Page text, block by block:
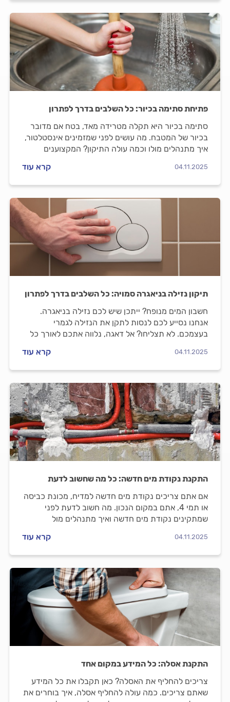
פתיחת סתימה בכיור: כל השלבים בדרך לפתרון
סתימה בכיור היא תקלה מטרידה מאד, בטח אם מדובר
בכיור של המטבח. מה עושים לפני שמזמינים אינסטלטור,
איך מתנהלים מולו וכמה עולה התיקון? המקצוענים
04.11.2025 קרא עוד
תיקון נזילה בניאגרה סמויה: כל השלבים בדרך לפתרון
חשבון המים מנופח? ייתכן שיש לכם נזילה בניאגרה.
אנחנו נסייע לכם לנסות לתקן את הנזילה לגמרי
בעצמכם. לא תצליחו? אל דאגה, נלווה אתכם לאורך כל
04.11.2025 קרא עוד
התקנת נקודת מים חדשה: כל מה שחשוב לדעת
אם אתם צריכים נקודת מים חדשה למדיח, מכונת כביסה
או תמי 4, אתם במקום הנכון. מה חשוב לדעת לפני
שמתקינים נקודת מים חדשה ואיך מתנהלים מול
04.11.2025 קרא עוד
התקנת אסלה: כל המידע במקום אחד
צריכים להחליף את האסלה? כאן תקבלו את כל המידע
שאתם צריכים. כמה עולה להחליף אסלה, איך בוחרים את